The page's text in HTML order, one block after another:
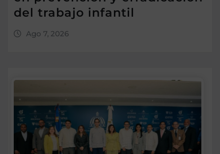
del trabajo infantil
Ago 7, 2026